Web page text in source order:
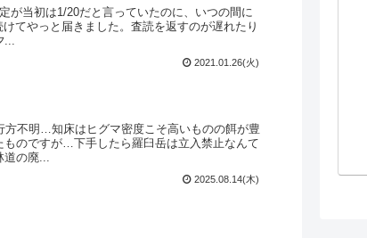
が当初は1/20だと言っていたのに、いつの間に
てやっと届きました。査読を返すのが遅れたり
2021.01.26(火)
不明…知床はヒグマ密度こそ高いものの餌が豊
のですが…下手したら羅臼岳は立入禁止なんて
道の廃...
2025.08.14(木)